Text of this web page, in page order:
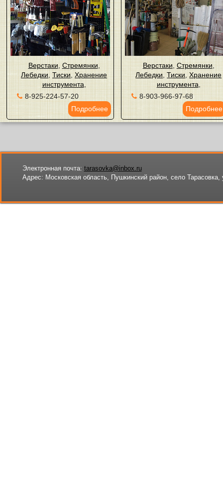
Верстаки Стремянки
Лебедки ,Тиски ,Хранение
инструмента
8-925-224-57-20
Подробнее
Верстаки Стремянки
Лебедки ,Тиски ,Хранение
инструмента
8-903-966-97-68
Подробнее
Электронная почта: tarasovka@inbox.ru
Адрес: Московская область, Пушкинский район, село